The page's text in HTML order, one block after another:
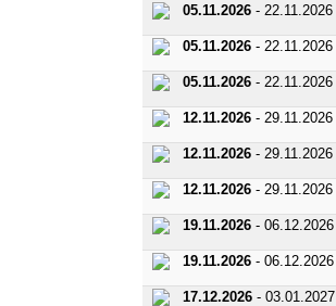
05.11.2026- 22.11.2026
05.11.2026- 22.11.2026
05.11.2026- 22.11.2026
12.11.2026- 29.11.2026
12.11.2026- 29.11.2026
12.11.2026- 29.11.2026
19.11.2026- 06.12.2026
19.11.2026- 06.12.2026
17.12.2026- 03.01.2027